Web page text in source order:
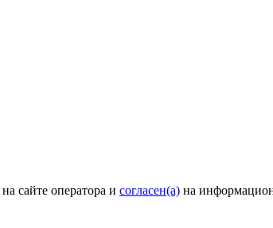
на сайте оператора и согласен(а) на